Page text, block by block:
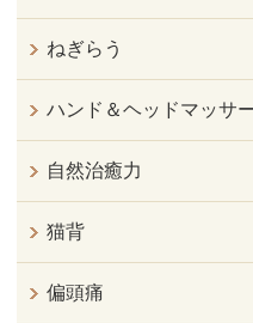
ねぎらう
ハンド＆ヘッドマッサ
自然治癒力
猫背
偏頭痛